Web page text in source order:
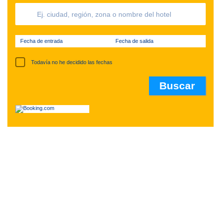
Fecha de entrada Fecha de salida
Todavía no he decidido las fechas